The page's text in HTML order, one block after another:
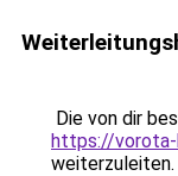
Die von dir
https://
weiterzuleiten.